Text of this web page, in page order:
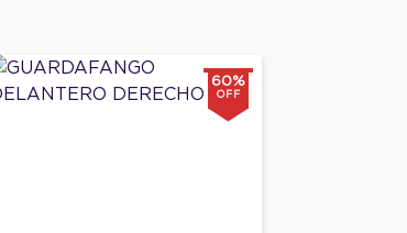
60%
OFF